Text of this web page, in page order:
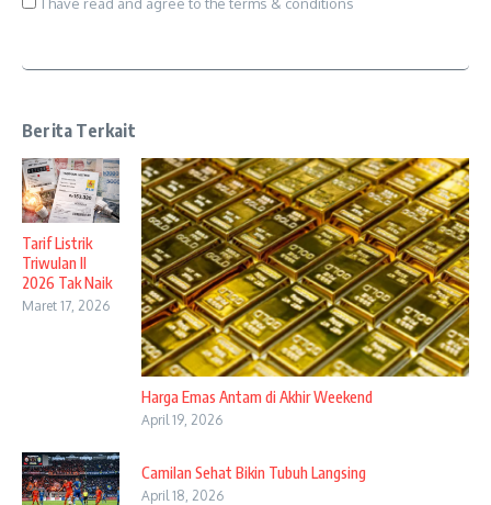
Berita Terkait
Tarif Listrik
Triwulan II
2026 Tak Naik
Maret 17, 2026
Harga Emas Antam di Akhir Weekend
April 19, 2026
Camilan Sehat Bikin Tubuh Langsing
April 18, 2026